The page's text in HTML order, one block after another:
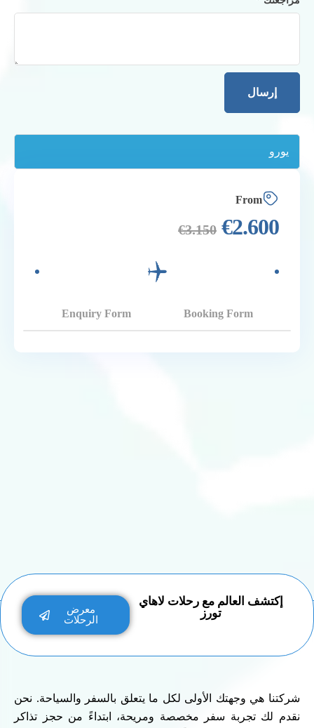
From
€2.600
€3.150
Booking Form
Enquiry Form
إكتشف العالم مع رحلات لاهاي
تورز
معرض
الرحلات
شركتنا هي وجهتك الأولى لكل ما يتعلق بالسفر والسياحة. نحن
نقدم لك تجربة سفر مخصصة ومريحة، ابتداءً من حجز تذاكر